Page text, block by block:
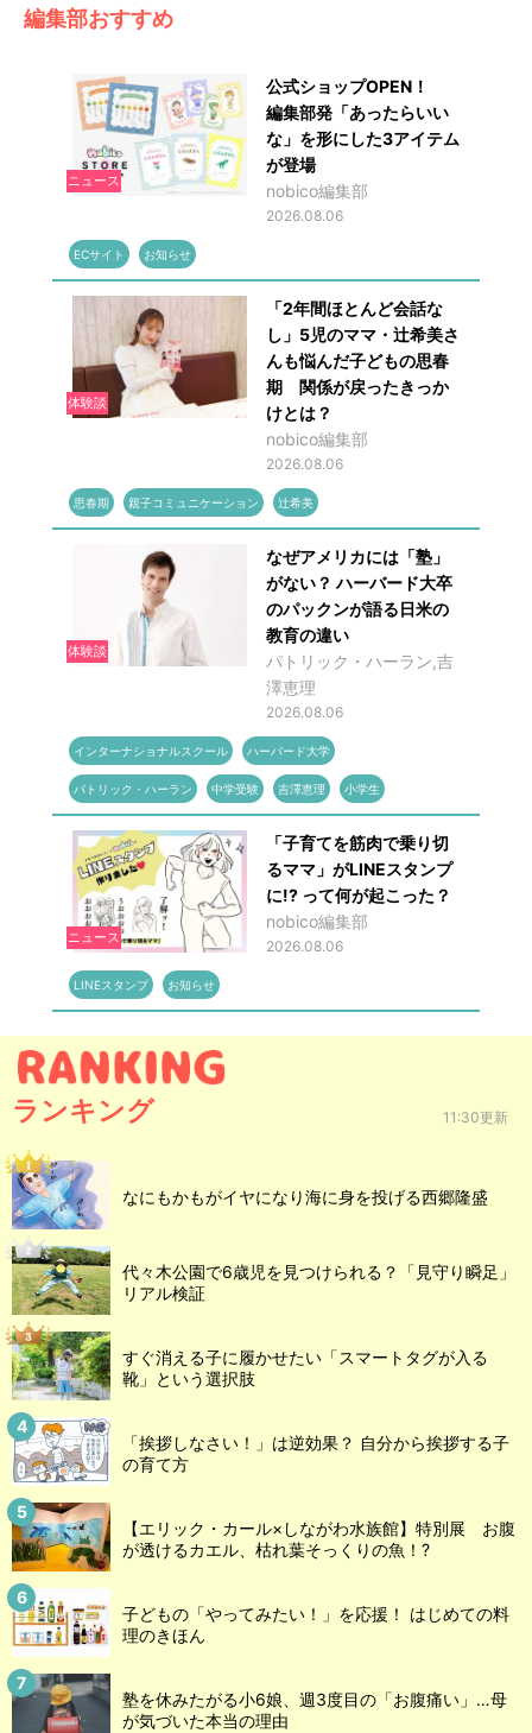
編集部おすすめ
ニュース
公式ショップOPEN！
編集部発「あったらいい
な」を形にした3アイテム
が登場
nobico編集部
2026.08.06
ECサイト お知らせ
体験談
「2年間ほとんど会話な
し」5児のママ・辻希美さ
んも悩んだ子どもの思春
期 関係が戻ったきっか
けとは？
nobico編集部
2026.08.06
思春期 親子コミュニケーション 辻希美
体験談
なぜアメリカには「塾」
がない？ ハーバード大卒
のパックンが語る日米の
教育の違い
パトリック・ハーラン,吉
澤恵理
2026.08.06
インターナショナルスクール ハーバード大学
パトリック・ハーラン 中学受験 吉澤恵理 小学生
ニュース
「子育てを筋肉で乗り切
るママ」がLINEスタンプ
に!? って何が起こった？
nobico編集部
2026.08.06
LINEスタンプ お知らせ
ランキング 11:30更新
なにもかもがイヤになり海に身を投げる西郷隆盛
代々木公園で6歳児を見つけられる？「見守り瞬足」
リアル検証
すぐ消える子に履かせたい「スマートタグが入る
靴」という選択肢
「挨拶しなさい！」は逆効果？ 自分から挨拶する子
の育て方
【エリック・カール×しながわ水族館】特別展 お腹
が透けるカエル、枯れ葉そっくりの魚！?
子どもの「やってみたい！」を応援！ はじめての料
理のきほん
塾を休みたがる小6娘、週3度目の「お腹痛い」…母
が気づいた本当の理由